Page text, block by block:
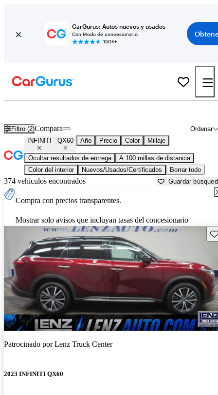
CarGurus: Autos nuevos y usados
Con Modo de concesionario
150K+
Filtro (2) Ordenar
Compara
INFINITI QX60 Año Precio Color Millaje
Ocultar resultados de entrega
A 100 millas de distancia
Color del interior
Nuevos/Usados/Certificados Borrar todo
374 vehículos encontrados Guardar
Compra con precios transparentes.
Mostrar solo avisos que incluyan tasas del concesionario
Patrocinado porLenz Truck Center
2023 INFINITI QX60